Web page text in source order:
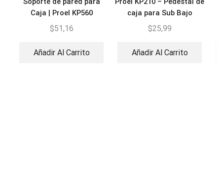
Caja | Proel KP560
$51,16
Añadir Al Carrito
caja para Sub Bajo
$25,99
Añadir Al Carrito